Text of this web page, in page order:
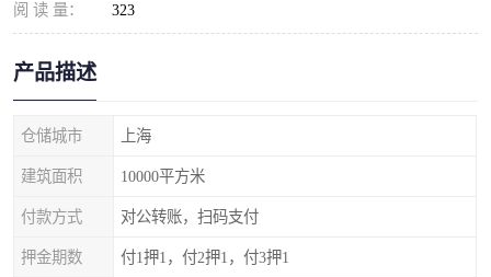
阅 读 量： 323
产品描述
仓储城市 上海
建筑面积 10000平方米
付款方式 对公转账，扫码支付
押金期数 付1押1，付2押1，付3押1